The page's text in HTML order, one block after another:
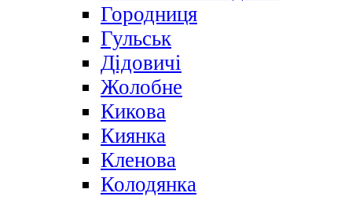
Городниця
Гульськ
Дідовичі
Жолобне
Кикова
Киянка
Кленова
Колодянка